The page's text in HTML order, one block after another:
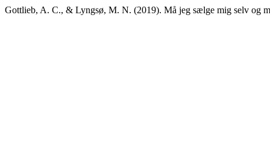
Gottlieb, A. C., & Lyngsø, M. N. (2019). Må jeg sælge mig selv og